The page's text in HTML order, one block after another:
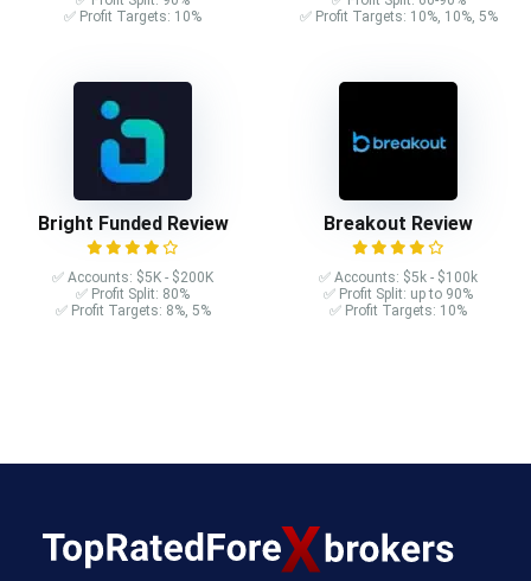
✅ Profit Targets: 10%
✅ Profit Targets: 10%, 10%, 5%
Bright Funded Review
✅ Accounts: $5K - $200K
✅ Profit Split: 80%
✅ Profit Targets: 8%, 5%
Breakout Review
✅ Accounts: $5k - $100k
✅ Profit Split: up to 90%
✅ Profit Targets: 10%